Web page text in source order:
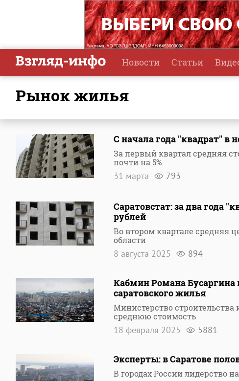
Новости Статьи
рынок жилья
С начала года "квадрат" в
За первый квартал средняя
почти на 5%
31 марта 793
Саратовстат: за два года
рублей
Во втором квартале средняя
области
8 августа 2025 894
Кабмин Романа Бусаргина
саратовского жилья
Министерство
среднюю стоимость
18 февраля 2025 5881
Эксперты: в Саратове
В городах России лидерство